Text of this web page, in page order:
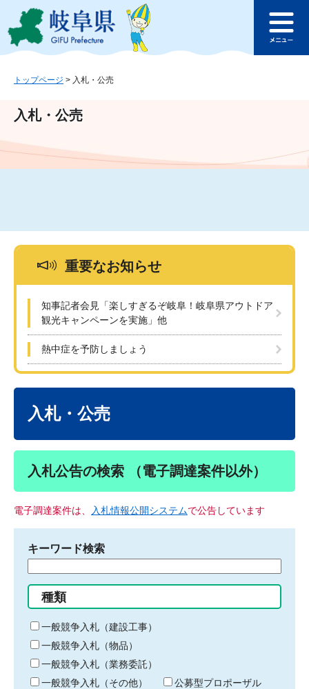
ジ
ュ
文
このページの本文へ
ュ
トップページ > 入札・公売
入札・公売
重要なお知らせ
知事記者会見「楽しすぎるぞ岐阜！岐阜県アウトドア
観光キャンペーンを実施」他
熱中症を予防しましょう
入札・公売
入札公告の検索 （電子調達案件以外）
電子調達案件は、 入札情報公開システムで公告しています
キーワード検索
る
キ
ー
ワ
ー
ド
種類
一般競争入札（建設工事）
一般競争入札（物品）
一般競争入札（業務委託）
一般競争入札（その他）
公募型プロポーザル